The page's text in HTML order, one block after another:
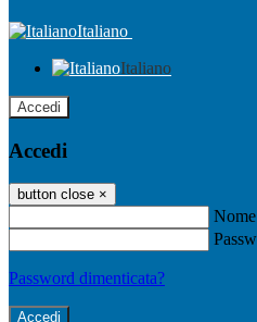
Italiano
Italiano
Accedi
Accedi
button close ×
Password dimenticata?